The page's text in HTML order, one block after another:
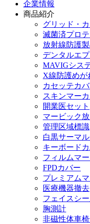
企業情報
商品紹介
グリッド・
滅菌済プロ
放射線防護
デンタルエ
MAVIGシス
X線防護めが
カセッテカ
スキンマー
開業医セット
マービック
管理区域標識
白黒サーマ
キーボード
フィルムマ
FPDカバー
プレミアムマ
医療機器撤去
フェイスシ
胸測計
非磁性体車